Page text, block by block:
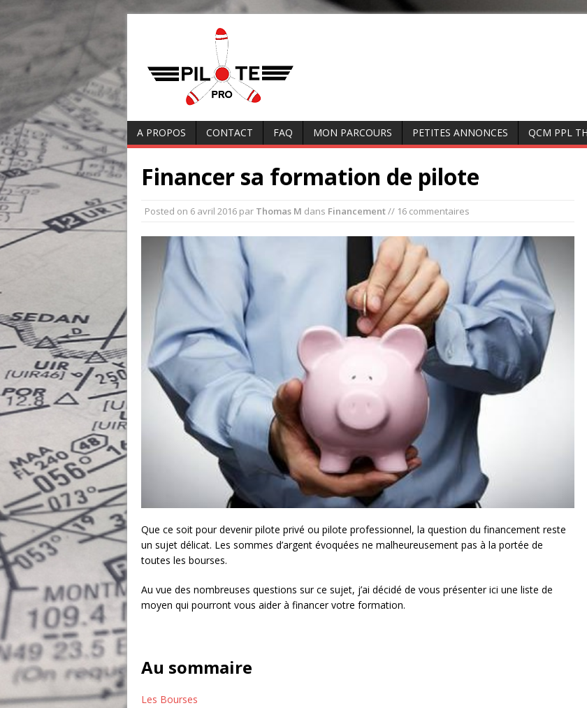
A PROPOS CONTACT FAQ MON PARCOURS PETITES ANNONCES QCM PPL
Financer sa formation de pilote
Posted on 6 avril 2016 par Thomas M dans Financement// 16 commentaires
Que ce soit pour devenir pilote privé ou pilote professionnel, la question du financement reste
un sujet délicat. Les sommes d’argent évoquées ne malheureusement pas à la portée de
toutes les bourses.
Au vue des nombreuses questions sur ce sujet, j’ai décidé de vous présenter ici une liste de
moyen qui pourront vous aider à financer votre formation.
Au sommaire
Les Bourses